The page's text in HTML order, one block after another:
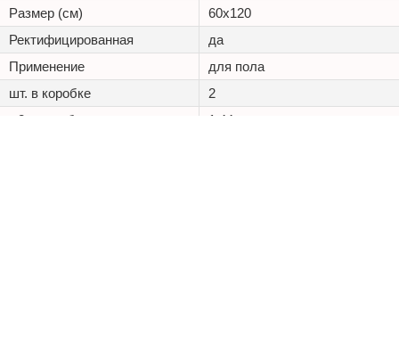
Размер (см)
60x120
Ректифицированная
да
Применение
для пола
шт. в коробке
2
м2 в коробке
1.44